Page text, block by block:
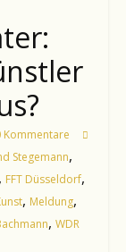
Kommentare
Stegemann,
, FFT Düsseldorf,
, Meldung,
, WDR